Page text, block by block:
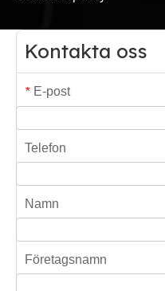
Kontakta oss
* E-post
Telefon
Namn
Företagsnamn